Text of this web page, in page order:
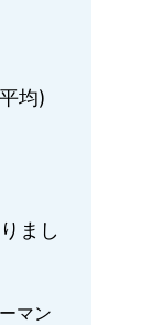
均)
まし
マン